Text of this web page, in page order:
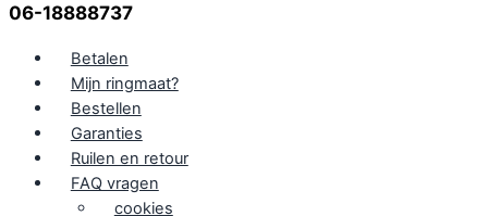
06-18888737
Betalen
Mijn ringmaat?
Bestellen
Garanties
Ruilen en retour
FAQ vragen
cookies